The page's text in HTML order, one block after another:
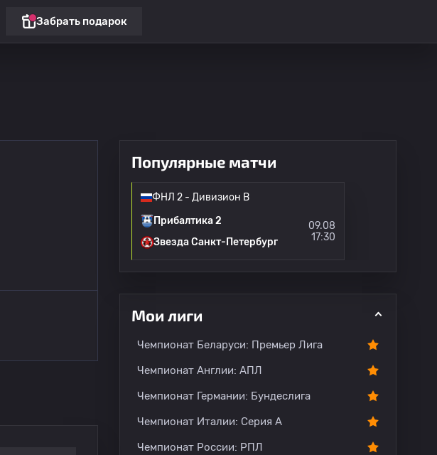
Забрать подарок
Популярные матчи
ФНЛ 2 - Дивизион B
Прибалтика 2
Звезда Санкт-Петербург
09.08
17:30
Мои лиги
Чемпионат Беларуси: Премьер Лига
Чемпионат Англии: АПЛ
Чемпионат Германии: Бундеслига
Чемпионат Италии: Серия А
Чемпионат России: РПЛ